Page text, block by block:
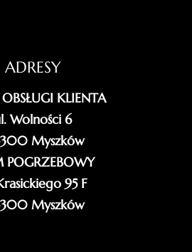
ADRESY
KLIENTA
Wolności 6
Myszków
POGRZEBOWY
95 F
Myszków